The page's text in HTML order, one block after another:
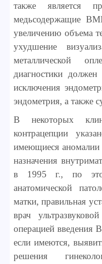
также является
медьсодержащие
увеличению объема
ухудшение
металлической
диагностики
исключения
эндометрия, а также
В некоторых
контрацепции
имеющиеся аномалии
назначения
в 1995 г., по
анатомической
матки, правильная
врач
операцией введения
если имеются,
решения